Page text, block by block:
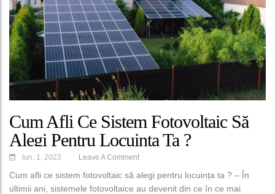
Cum Afli Ce Sistem Fotovoltaic Să
Alegi Pentru Locuința Ta ?
Iun. 1, 2023 Leave A Comment
Cum afli ce sistem fotovoltaic să alegi pentru locuința ta ? – În
ultimii ani, sistemele fotovoltaice au devenit din ce în ce mai